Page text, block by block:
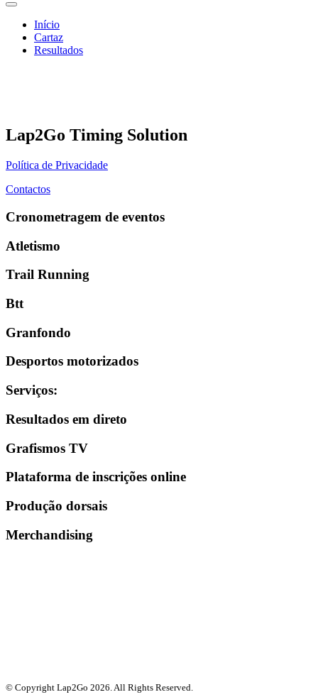
Início
Cartaz
Resultados
Lap2Go Timing Solution
Política de Privacidade
Contactos
Cronometragem de eventos
Atletismo
Trail Running
Btt
Granfondo
Desportos motorizados
Serviços:
Resultados em direto
Grafismos TV
Plataforma de inscrições online
Produção dorsais
Merchandising
© Copyright Lap2Go 2026. All Rights Reserved.